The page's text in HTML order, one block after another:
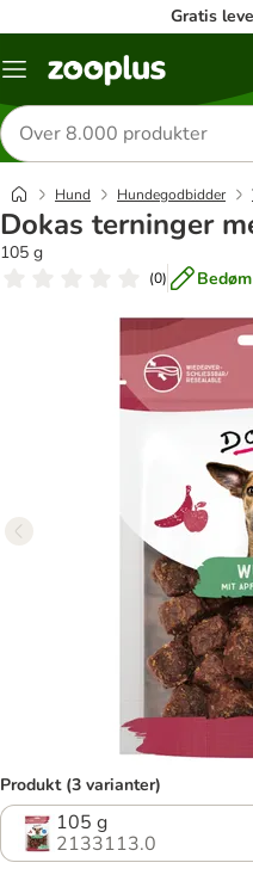
Gratis
Menu
Søg
efter
produkter
Hund Hundegodbidder
Dokas terninger
105 g
(0)
Produkt (3 varianter)
105 g
2133113.0